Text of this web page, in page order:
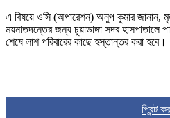
এ বিষয়ে ওসি (অপারেশন) অনুপ কুমার জানান,
ময়নাতদন্তের জন্য চুয়াডাঙ্গা সদর
শেষে লাশ পরিবারের কাছে হস্তান্তর করা হবে।
প্রিন্ট